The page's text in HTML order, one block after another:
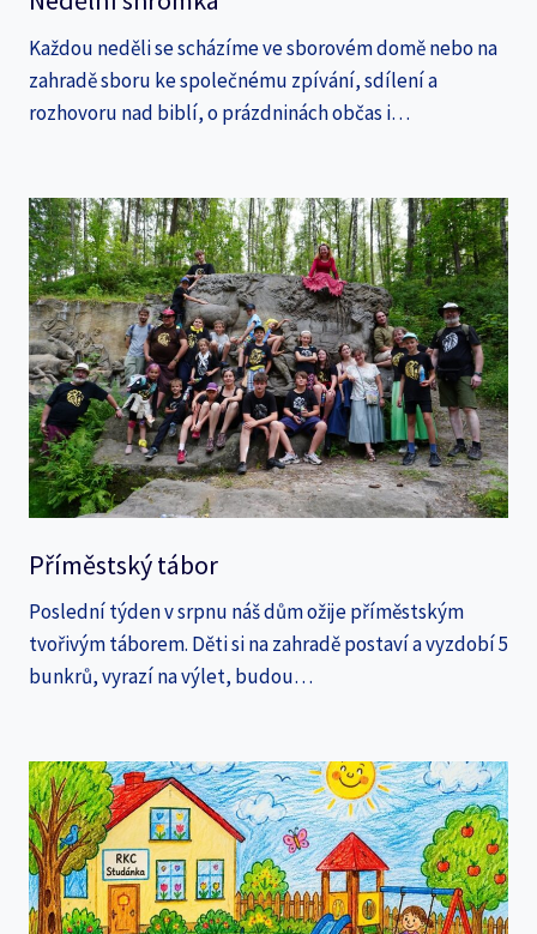
Každou neděli se scházíme ve sborovém domě nebo na
zahradě sboru ke společnému zpívání, sdílení a
rozhovoru nad biblí, o prázdninách občas i…
Příměstský tábor
Poslední týden v srpnu náš dům ožije příměstským
tvořivým táborem. Děti si na zahradě postaví a vyzdobí 5
bunkrů, vyrazí na výlet, budou…